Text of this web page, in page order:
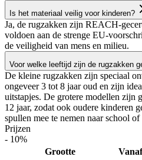
Is het materiaal veilig voor kinderen?
Ja, de rugzakken zijn REACH-
voldoen aan de strenge EU-
de veiligheid van mens en milieu.
Voor welke leeftijd zijn de rugzakken
De kleine rugzakken zijn speciaal
ongeveer 3 tot 8 jaar oud en zijn
uitstapjes. De grotere modellen zijn
12 jaar, zodat ook oudere kinderen
spullen mee te nemen naar school
Prijzen
- 10%
Grootte
Vanaf